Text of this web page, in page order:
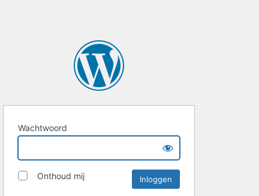
Wachtwoord
Onthoud mij